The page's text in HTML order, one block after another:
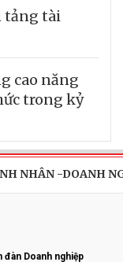
tảng tài
cao năng
trong kỷ
NHÂN -DOANH
đàn Doanh nghiệp